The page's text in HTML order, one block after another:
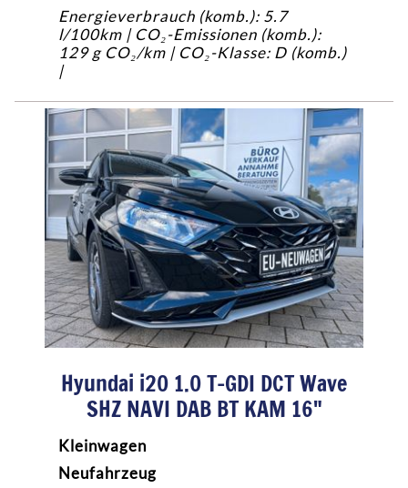
Energieverbrauch (komb.): 5.7
l/100km | CO₂-Emissionen (komb.):
129 g CO₂/km | CO₂-Klasse: D (komb.)
|
Hyundai i20 1.0 T-GDI DCT Wave
SHZ NAVI DAB BT KAM 16"
Kleinwagen
Neufahrzeug